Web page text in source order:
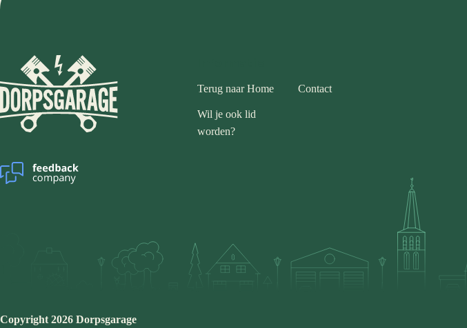
Terug naar Home Contact
Wil je ook lid
worden?
Copyright 2026 Dorpsgarage